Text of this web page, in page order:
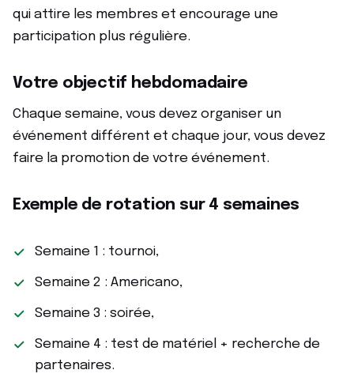
qui attire les membres et encourage une
participation plus régulière.
Votre objectif hebdomadaire
Chaque semaine, vous devez organiser un
événement différent et chaque jour, vous devez
faire la promotion de votre événement.
Exemple de rotation sur 4 semaines
Semaine 1 : tournoi,
Semaine 2 : Americano,
Semaine 3 : soirée,
Semaine 4 : test de matériel + recherche de
partenaires.